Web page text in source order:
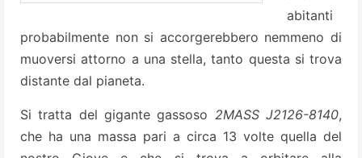
abitanti
probabilmente non si accorgerebbero nemmeno di
muoversi attorno a una stella, tanto questa si trova
distante dal pianeta.
Si tratta del gigante gassoso 2MASS J2126-8140,
che ha una massa pari a circa 13 volte quella del